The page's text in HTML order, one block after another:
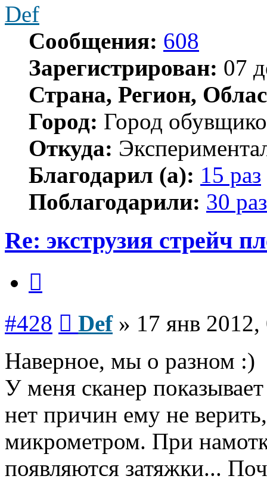
Def
Сообщения: 608
Зарегистрирован: 07
Страна, Регион,
Город: Город
Откуда:
Благодарил (а): 15 раз
Поблагодарили: 30 раз
Re: экструзия стрейч
#428 Def» 17 янв
Наверное, мы о разном :)
У меня сканер
нет причин ему не
микрометром. При
появляются затяжки...